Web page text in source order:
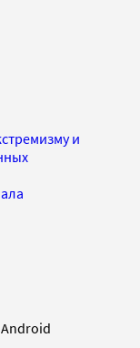
и